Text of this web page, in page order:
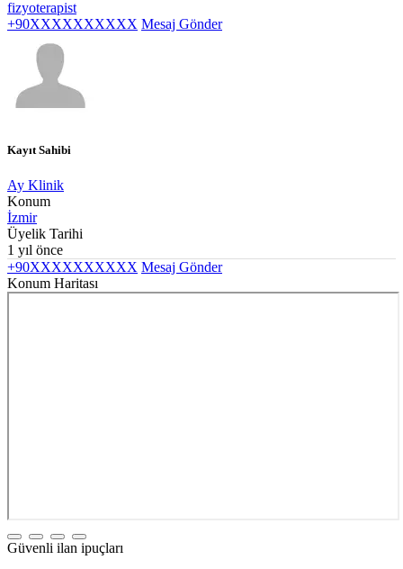
fizyoterapist
+90XXXXXXXXXX Mesaj Gönder
Kayıt Sahibi
Ay Klinik
Konum
İzmir
Üyelik Tarihi
1 yıl önce
+90XXXXXXXXXX Mesaj Gönder
Konum Haritası
Güvenli ilan ipuçları